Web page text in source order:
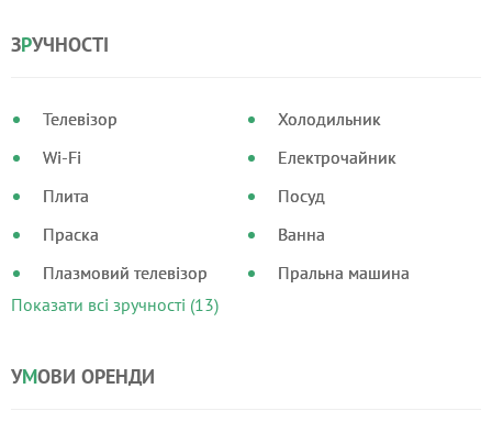
ЗРУЧНОСТІ
Телевізор
Wi-Fi
Плита
Праска
Плазмовий телевізор
Холодильник
Електрочайник
Посуд
Ванна
Пральна машина
Показати всі зручності (13)
УМОВИ ОРЕНДИ